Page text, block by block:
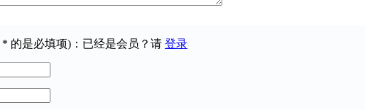
* 的是必填项)：已经是会员？请 登录